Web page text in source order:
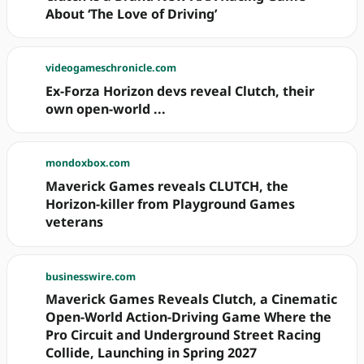
About ‘The Love of Driving’
videogameschronicle.com
Ex-Forza Horizon devs reveal Clutch, their
own open-world ...
mondoxbox.com
Maverick Games reveals CLUTCH, the
Horizon-killer from Playground Games
veterans
businesswire.com
Maverick Games Reveals Clutch, a Cinematic
Open-World Action-Driving Game Where the
Pro Circuit and Underground Street Racing
Collide, Launching in Spring 2027